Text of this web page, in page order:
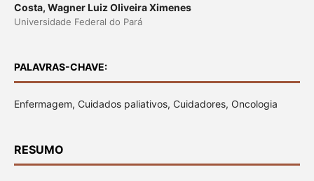
Costa, Wagner Luiz Oliveira Ximenes
Universidade Federal do Pará
PALAVRAS-CHAVE:
Enfermagem, Cuidados paliativos, Cuidadores, Oncologia
RESUMO